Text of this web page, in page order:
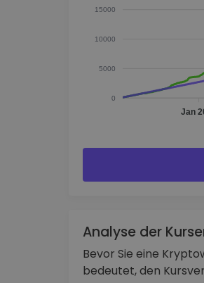
15000
10000
5000
0
Jan
Analyse der
Bevor Sie eine
bedeutet, den